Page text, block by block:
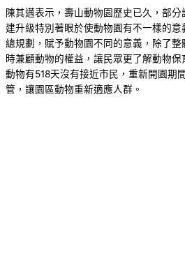
陳其邁表示，壽山動物園歷史已久，部
建升級特別著眼於使動物園有不一樣的
總規劃，賦予動物園不同的意義，除了
時兼顧動物的權益，讓民眾更了解動物
動物有518天沒有接近市民，重新開園期
管，讓園區動物重新適應人群。